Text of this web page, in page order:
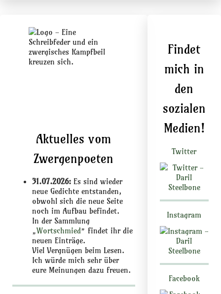
Aktuelles vom
Zwergenpoeten
31.07.2026: Es sind wieder
neue Gedichte entstanden,
obwohl sich die neue Seite
noch im Aufbau befindet.
In der Sammlung
„Wortschmied” findet ihr die
neuen Einträge.
Viel Vergnügen beim Lesen.
Ich würde mich sehr über
eure Meinungen dazu freuen.
Findet
mich in
den
sozialen
Medien!
Twitter
Instagram
Facebook